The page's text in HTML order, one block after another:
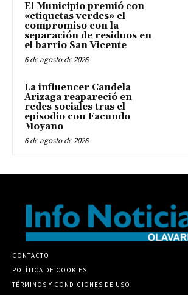
El Municipio premió con
«etiquetas verdes» el
compromiso con la
separación de residuos en
el barrio San Vicente
6 de agosto de 2026
La influencer Candela
Arizaga reapareció en
redes sociales tras el
episodio con Facundo
Moyano
6 de agosto de 2026
CONTACTO
POLÍTICA DE COOKIES
TÉRMINOS Y CONDICIONES DE USO